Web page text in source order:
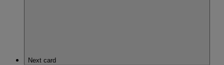
Next card